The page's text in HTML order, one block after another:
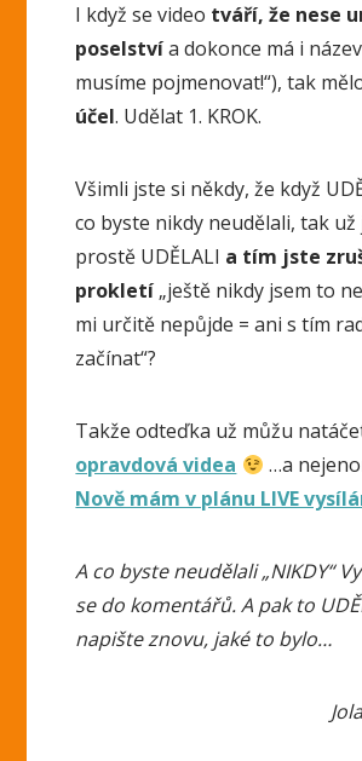
I když se video tváří, že nese
poselstvía dokonce má i
musíme pojmenovat!“), tak
účel. Udělat 1. KROK.
Všimli jste si někdy, že když
co byste nikdy neudělali, tak
prostě UDĚLALI a tím jste
prokletí „ještě nikdy jsem to
mi určitě nepůjde = ani s tím
začínat“?
Takže odteďka už můžu
opravdová videa
…a
Nově mám v plánu LIVE
A co byste neudělali „NIKDY“
se do komentářů. A pak to
napište znovu, jaké to bylo…